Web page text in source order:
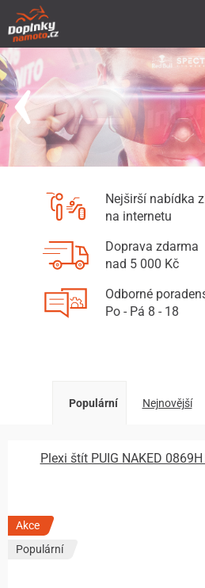
Nejširší nabídka
na internetu
Doprava zdarma
nad 5 000 Kč
Odborné
Po - Pá 8 - 18
Populární Nejnovější
Plexi štít PUIG NAKED
Akce
Populární